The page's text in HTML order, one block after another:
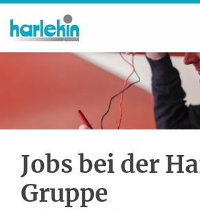
Jobs bei der
Gruppe